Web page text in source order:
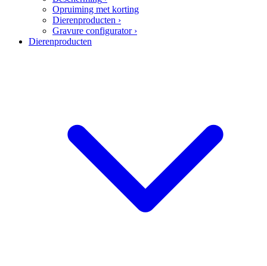
Opruiming met korting
Dierenproducten ›
Gravure configurator ›
Dierenproducten